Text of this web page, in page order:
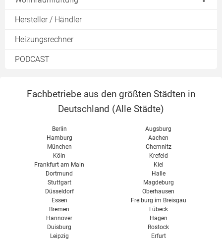
Heizkosten mit Wärmepumpe
Heizkosten berechnen
Heizkostenvergleich
Steuerung einer Umwälzpumpe
Heizungspumpe Förderung
Wärmetauscher
Hydraulischer Abgleich Einrohrheizung
Hydraulischer Abgleich Software
Überblick Lüftungsanlagen
Lüftungskonzept
Abluftanlage
Wohnraumlüftung im Altbau
Wohnraumlüftung im Neubau
Passivhaus Lüftung
Wohnraumlüftung Kosten
Wohnraumlüftung Test
Vent 4000 CC Bosch
Hersteller / Händler
Heizungsrechner
PODCAST
Fachbetriebe aus den größten Städten in
Deutschland (Alle Städte)
Berlin
Hamburg
München
Köln
Frankfurt am Main
Dortmund
Stuttgart
Düsseldorf
Essen
Bremen
Hannover
Duisburg
Leipzig
Augsburg
Aachen
Chemnitz
Krefeld
Kiel
Halle
Magdeburg
Oberhausen
Freiburg im Breisgau
Lübeck
Hagen
Rostock
Erfurt